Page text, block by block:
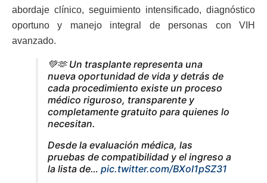
abordaje clínico, seguimiento intensificado, diagnóstico
oportuno y manejo integral de personas con VIH
avanzado.
💚🫶 Un trasplante representa una
nueva oportunidad de vida y detrás de
cada procedimiento existe un proceso
médico riguroso, transparente y
completamente gratuito para quienes lo
necesitan.
Desde la evaluación médica, las
pruebas de compatibilidad y el ingreso a
la lista de… pic.twitter.com/BXoI1pSZ31